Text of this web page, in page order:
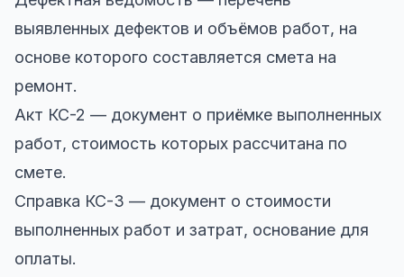
выявленных дефектов и объёмов работ, на
основе которого составляется смета на
ремонт.
Акт КС-2 — документ о приёмке выполненных
работ, стоимость которых рассчитана по
смете.
Справка КС-3 — документ о стоимости
выполненных работ и затрат, основание для
оплаты.